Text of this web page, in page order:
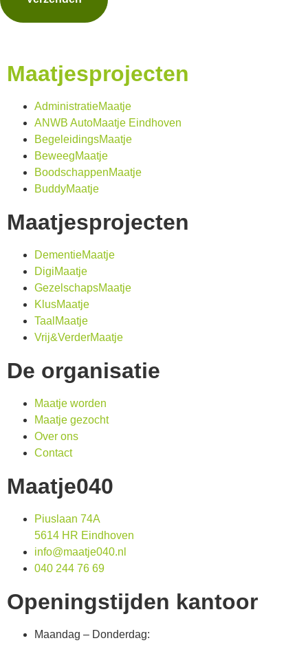
Maatjesprojecten
AdministratieMaatje
ANWB AutoMaatje Eindhoven
BegeleidingsMaatje
BeweegMaatje
BoodschappenMaatje
BuddyMaatje
Maatjesprojecten
DementieMaatje​
DigiMaatje
GezelschapsMaatje
KlusMaatje
TaalMaatje
Vrij&VerderMaatje
De organisatie
Maatje worden
Maatje gezocht
Over ons
Contact
Maatje040
Piuslaan 74A
5614 HR Eindhoven
info@maatje040.nl
040 244 76 69
Openingstijden kantoor
Maandag – Donderdag: